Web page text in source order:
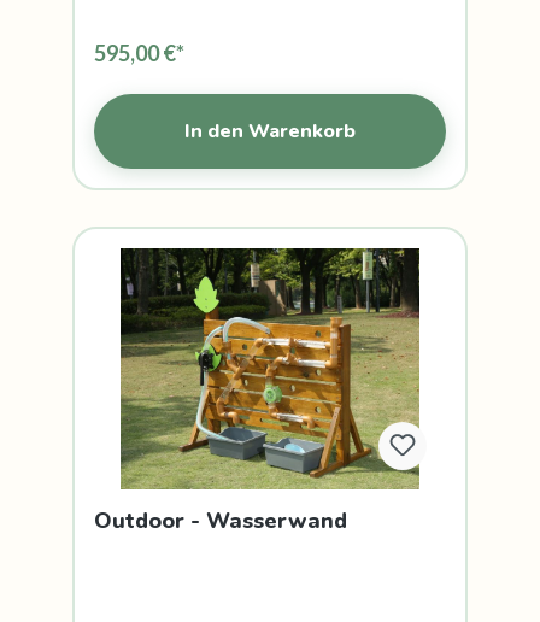
595,00 €*
In den Warenkorb
Outdoor - Wasserwand